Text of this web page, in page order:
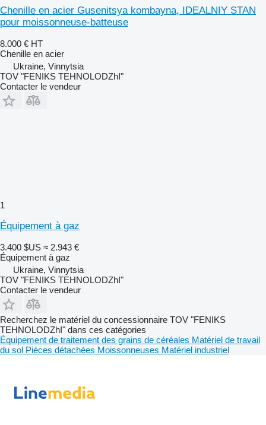
Chenille en acier Gusenitsya kombayna, IDEALNIY STAN
pour moissonneuse-batteuse
8.000 € HT
Chenille en acier
Ukraine, Vinnytsia
TOV "FENIKS TEHNOLODZhI"
Contacter le vendeur
1
Équipement à gaz
3.400 $US ≈ 2.943 €
Équipement à gaz
Ukraine, Vinnytsia
TOV "FENIKS TEHNOLODZhI"
Contacter le vendeur
Recherchez le matériel du concessionnaire TOV "FENIKS
TEHNOLODZhI" dans ces catégories
Équipement de traitement des grains de céréales Matériel de travail
du sol Pièces détachées Moissonneuses Matériel industriel